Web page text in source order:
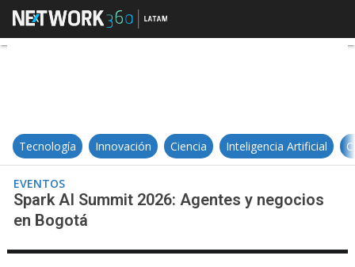
Spark AI Summit 2026: Agentes
Tecnología Innovación Ciencia Inteligencia Artificial
EVENTOS
Spark AI Summit 2026: Agentes y negocios
en Bogotá